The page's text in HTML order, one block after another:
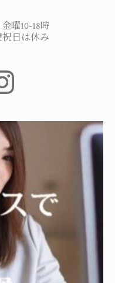
曜10-18時
は休み